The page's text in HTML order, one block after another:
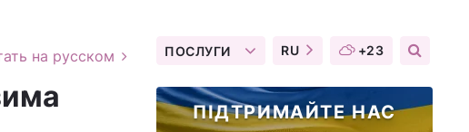
на русском ПОСЛУГИ RU +23
ПІДТРИМАЙТЕ НАС